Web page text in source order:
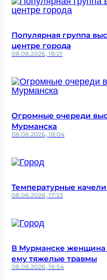
Популярная группа
центре города
08.08.2026, 18:21
Огромные очереди
Мурманска
08.08.2026, 18:04
Температурные
08.08.2026, 17:33
В Мурманске женщина
ему тяжелые травмы
08.08.2026, 16:54